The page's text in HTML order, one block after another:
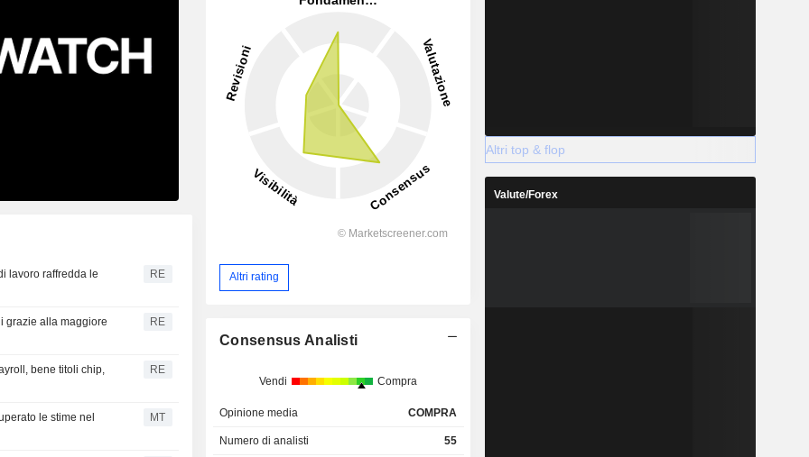
lavoro raffredda le RE
grazie alla maggiore RE
bene titoli chip, RE
le stime nel MT
Altri rating
Consensus Analisti
Vendi Compra
Opinione media COMPRA
Numero di analisti 55
Altri top & flop
Valute/Forex